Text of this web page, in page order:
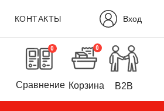
КОНТАКТЫ Вход
0
Сравнение
0
Корзина B2B